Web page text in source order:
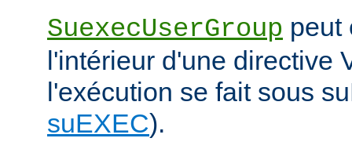
SuexecUserGroup peut
l'intérieur d'une directive
l'exécution se fait sous
suEXEC).